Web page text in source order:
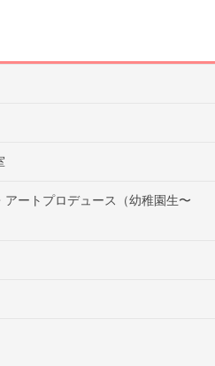
ートプロデュース（幼稚園生〜